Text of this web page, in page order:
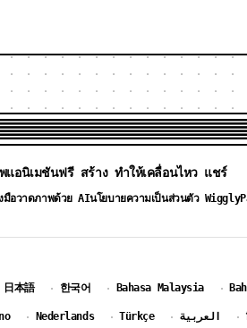
อนิเมชันฟรี สร้าง ทำให้เคลื่อนไหว แชร์
งมือวาดภาพด้วย AIนโยบายความเป็นส่วนตัว
日本語 · 한국어 · Bahasa Malaysia ·
· Nederlands · Türkçe · العربية ·